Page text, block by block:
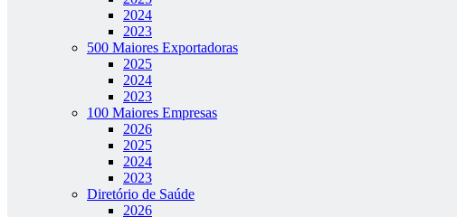
2024
2023
500 Maiores Exportadoras
2025
2024
2023
100 Maiores Empresas
2026
2025
2024
2023
Diretório de Saúde
2026